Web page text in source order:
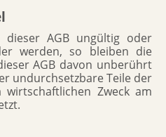
dieser AGB ungültig oder
werden, so bleiben die
AGB davon unberührt
undurchsetzbare Teile der
Zweck am